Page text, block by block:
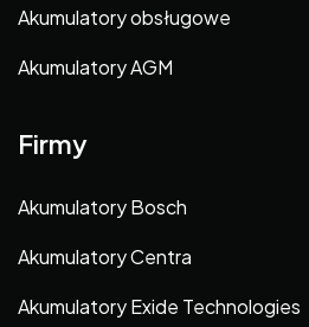
Akumulatory obsługowe
Akumulatory AGM
Firmy
Akumulatory Bosch
Akumulatory Centra
Akumulatory Exide Technologies